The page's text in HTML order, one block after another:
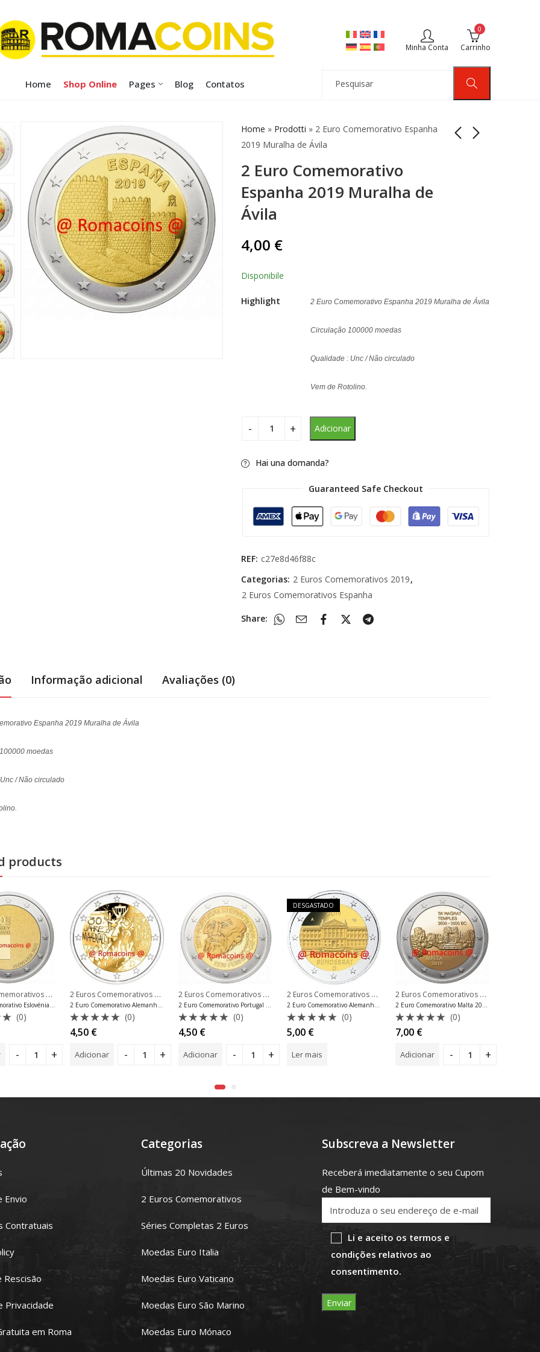
Minha Conta
0
Carrinho
Home Shop Online Pages Blog Contatos
Home » Prodotti » 2 Euro Comemorativo Espanha
2019 Muralha de Ávila
2 Euro Comemorativo
Espanha 2019 Muralha de
Ávila
2 Euro Comemorativo
Alemanha 2019
Bundesrat Mint
2 Euro Comemorativo
Irlanda 2019 100
Anos Dáil Éireann
4,00 €
Disponibile
Highlight 2 Euro Comemorativo Espanha 2019 Muralha de Ávila
Circulação 100000 moedas
Qualidade : Unc / Não circulado
Vem de Rotolino.
Adicionar
Hai una domanda?
Guaranteed Safe Checkout
REF: c27e8d46f88c
Categorias: 2 Euros Comemorativos 2019,
2 Euros Comemorativos Espanha
Share:
Informação adicional Avaliações (0)
Espanha 2019 Muralha de Ávila
moedas
/ Não circulado
products
Lituânia
2 Euros Comemorativos 2019 2 Euros Comemorativos Eslovénia
2 Euro Comemorativo Eslovénia 2019 Universidade de Ljubljana
(0)
2 Euros Comemorativos 2019 2 Euros Comemorativos Alemanha
2 Euro Comemorativo Alemanha 2019 Muro de Berlim Mint F
Avaliação
0
5
(0)
4,50 €
Adicionar
2 Euros Comemorativos 2019 2 Euros Comemorativos Portugal
2 Euro Comemorativo Portugal 2019 Magalhães
Avaliação
0
5
(0)
4,50 €
Adicionar
DESGASTADO
2 Euros Comemorativos 2019 2 Euros Comemorativos Alemanha
Avaliação
0
5
(0)
5,00 €
Ler mais
2 Euros Comemorativos 2019
2 Euro Comemorativo Malta 2019 Ta Hagrat Unc
Avaliação
0
5
(0)
7,00 €
Adicionar
Envio
Contratuais
Rescisão
Privacidade
em Roma
Categorias
Últimas 20 Novidades
2 Euros Comemorativos
Séries Completas 2 Euros
Moedas Euro Italia
Moedas Euro Vaticano
Moedas Euro São Marino
Moedas Euro Mónaco
Subscreva a Newsletter
Receberá imediatamente o seu Cupom
de Bem-vindo
Li e aceito os termos e
condições relativos ao
consentimento.